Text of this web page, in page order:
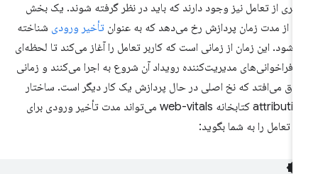
از تعامل نیز وجود دارند که باید در نظر گرفته شوند. یک بخش
از مدت زمان پردازش رخ می‌دهد که به عنوانتأخیر ورودی شناخته
این زمان از زمانی است که کاربر تعامل را آغاز می‌کند تا لحظه‌ای
فراخوانی‌های مدیریت‌کننده رویداد آن شروع به اجرا می‌کنند و زمانی
می‌افتد که نخ اصلی در حال پردازش یک کار دیگر است. ساختار
attribution کتابخانه web-vitals می‌تواند مدت تأخیر ورودی برای
تعامل را به شما بگوید: